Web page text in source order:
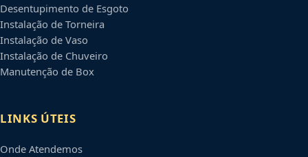
Desentupimento de Esgoto
Instalação de Torneira
Instalação de Vaso
Instalação de Chuveiro
Manutenção de Box
LINKS ÚTEIS
Onde Atendemos